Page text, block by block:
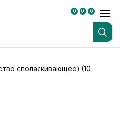
0 0 0
ополаскивающее) (10